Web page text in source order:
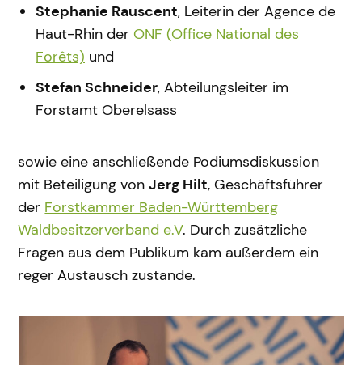
Stephanie Rauscent, Leiterin der Agence de
Haut-Rhin der ONF (Office National des
Forêts) und
Stefan Schneider, Abteilungsleiter im
Forstamt Oberelsass
sowie eine anschließende Podiumsdiskussion
mit Beteiligung vonJerg Hilt, Geschäftsführer
der Forstkammer Baden-Württemberg
Waldbesitzerverband e.V. Durch zusätzliche
Fragen aus dem Publikum kam außerdem ein
reger Austausch zustande.